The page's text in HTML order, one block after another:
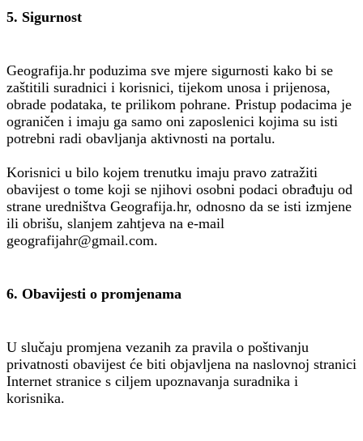
5. Sigurnost
Geografija.hr poduzima sve mjere sigurnosti kako bi se
zaštitili suradnici i korisnici, tijekom unosa i prijenosa,
obrade podataka, te prilikom pohrane. Pristup podacima je
ograničen i imaju ga samo oni zaposlenici kojima su isti
potrebni radi obavljanja aktivnosti na portalu.
Korisnici u bilo kojem trenutku imaju pravo zatražiti
obavijest o tome koji se njihovi osobni podaci obrađuju od
strane uredništva Geografija.hr, odnosno da se isti izmjene
ili obrišu, slanjem zahtjeva na e-mail
geografijahr@gmail.com.
6. Obavijesti o promjenama
U slučaju promjena vezanih za pravila o poštivanju
privatnosti obavijest će biti objavljena na naslovnoj stranici
Internet stranice s ciljem upoznavanja suradnika i
korisnika.